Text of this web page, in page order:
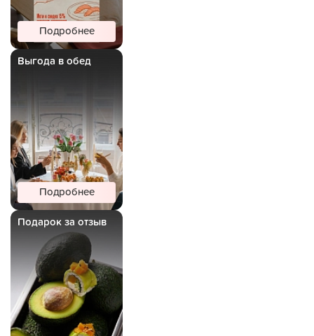
Подробнее
Выгода в обед
Подробнее
Подарок за отзыв